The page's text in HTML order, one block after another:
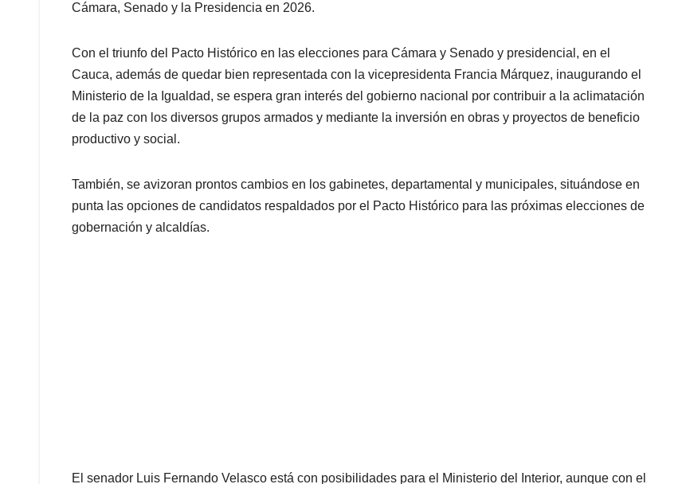
Cámara, Senado y la Presidencia en 2026.
Con el triunfo del Pacto Histórico en las elecciones para Cámara y Senado y presidencial, en el
Cauca, además de quedar bien representada con la vicepresidenta Francia Márquez, inaugurando el
Ministerio de la Igualdad, se espera gran interés del gobierno nacional por contribuir a la aclimatación
de la paz con los diversos grupos armados y mediante la inversión en obras y proyectos de beneficio
productivo y social.
También, se avizoran prontos cambios en los gabinetes, departamental y municipales, situándose en
punta las opciones de candidatos respaldados por el Pacto Histórico para las próximas elecciones de
gobernación y alcaldías.
El senador Luis Fernando Velasco está con posibilidades para el Ministerio del Interior, aunque con el